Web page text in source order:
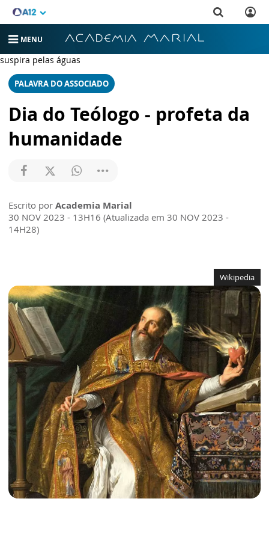
O teólogo é um profeta da humanidade: sua vocação nasce do
suspira pelas águas
MENU
PALAVRA DO ASSOCIADO
Dia do Teólogo - profeta da
humanidade
Escrito por Academia Marial
30 NOV 2023 - 13H16 (Atualizada em 30 NOV 2023 -
14H28)
Wikipedia